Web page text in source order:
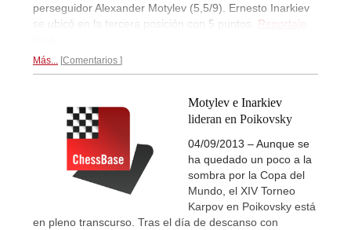
perseguidor Alexander Motylev (5,5/9). Ernesto Inarkiev
se ubicó en la tercera posición con 5 puntos. Reportaje
Más... Comentarios
Motylev e Inarkiev
lideran en Poikovsky
04/09/2013 – Aunque se
ha quedado un poco a la
sombra por la Copa del
Mundo, el XIV Torneo
Karpov en Poikovsky está
en pleno transcurso. Tras el día de descanso con